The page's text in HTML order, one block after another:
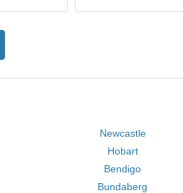
Newcastle
Hobart
Bendigo
Bundaberg